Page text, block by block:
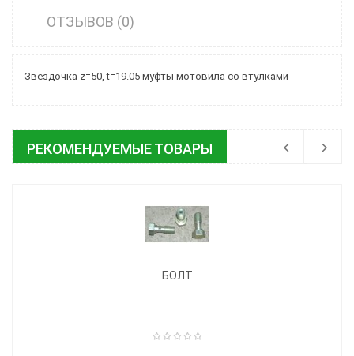
ОТЗЫВОВ (0)
Звездочка z=50, t=19.05 муфты мотовила со втулками
РЕКОМЕНДУЕМЫЕ ТОВАРЫ
БОЛТ